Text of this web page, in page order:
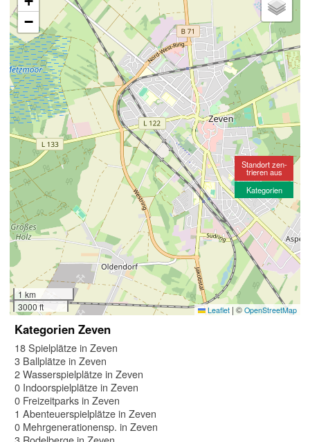
−
1 km
3000 ft
Leaflet | © OpenStreetMap
Standort zen-
trieren aus
Kategorien
Kategorien Zeven
18 Spielplätze in Zeven
3 Ballplätze in Zeven
2 Wasserspielplätze in Zeven
0 Indoorspielplätze in Zeven
0 Freizeitparks in Zeven
1 Abenteuerspielplätze in Zeven
0 Mehrgenerationensp. in Zeven